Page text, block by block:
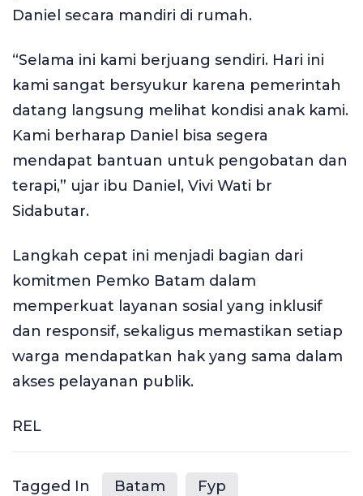
Daniel secara mandiri di rumah.
“Selama ini kami berjuang sendiri. Hari ini
kami sangat bersyukur karena pemerintah
datang langsung melihat kondisi anak kami.
Kami berharap Daniel bisa segera
mendapat bantuan untuk pengobatan dan
terapi,” ujar ibu Daniel, Vivi Wati br
Sidabutar.
Langkah cepat ini menjadi bagian dari
komitmen Pemko Batam dalam
memperkuat layanan sosial yang inklusif
dan responsif, sekaligus memastikan setiap
warga mendapatkan hak yang sama dalam
akses pelayanan publik.
REL
Tagged In Batam Fyp